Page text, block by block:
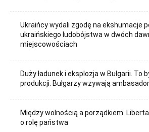
Ukraińcy wydali zgodę na ekshumacje
ukraińskiego ludobójstwa w dwóch
miejscowościach
Duży ładunek i eksplozja w Bułgarii. To
produkcji. Bułgarzy wzywają
Między wolnością a porządkiem.
o rolę państwa